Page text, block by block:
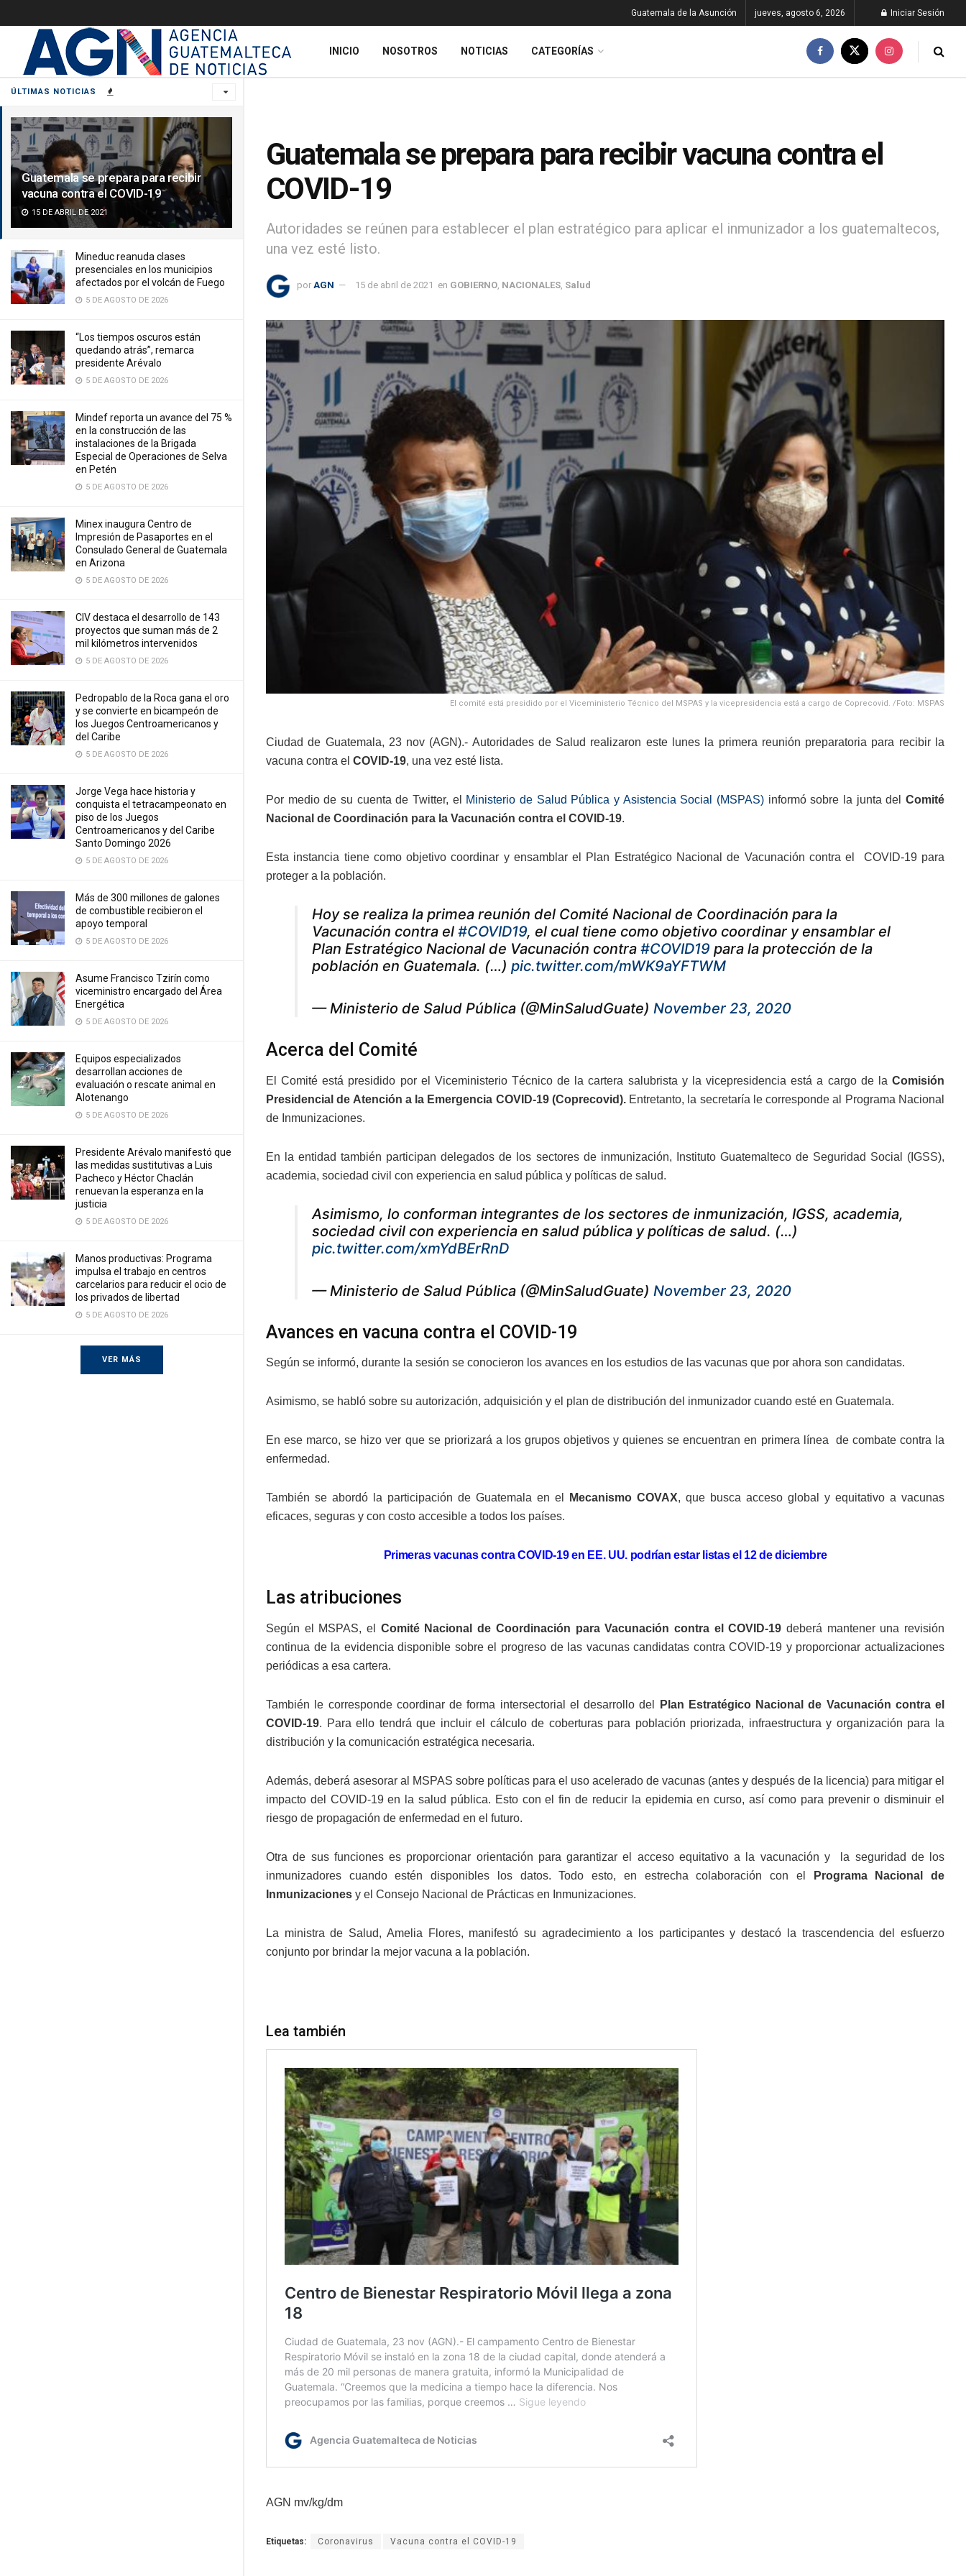
ÚLTIMAS NOTICIAS
Guatemala se prepara para recibir
vacuna contra el COVID-19
15 DE ABRIL DE 2021
Mineduc reanuda clases
presenciales en los municipios
afectados por el volcán de Fuego
5 DE AGOSTO DE 2026
“Los tiempos oscuros están
quedando atrás”, remarca
presidente Arévalo
5 DE AGOSTO DE 2026
Mindef reporta un avance del 75 %
en la construcción de las
instalaciones de la Brigada
Especial de Operaciones de Selva
en Petén
5 DE AGOSTO DE 2026
Minex inaugura Centro de
Impresión de Pasaportes en el
Consulado General de Guatemala
en Arizona
5 DE AGOSTO DE 2026
CIV destaca el desarrollo de 143
proyectos que suman más de 2
mil kilómetros intervenidos
5 DE AGOSTO DE 2026
Pedropablo de la Roca gana el oro
y se convierte en bicampeón de
los Juegos Centroamericanos y
del Caribe
5 DE AGOSTO DE 2026
Jorge Vega hace historia y
conquista el tetracampeonato en
piso de los Juegos
Centroamericanos y del Caribe
Santo Domingo 2026
5 DE AGOSTO DE 2026
Más de 300 millones de galones
de combustible recibieron el
apoyo temporal
5 DE AGOSTO DE 2026
Asume Francisco Tzirín como
viceministro encargado del Área
Energética
5 DE AGOSTO DE 2026
Equipos especializados
desarrollan acciones de
evaluación o rescate animal en
Alotenango
5 DE AGOSTO DE 2026
Presidente Arévalo manifestó que
las medidas sustitutivas a Luis
Pacheco y Héctor Chaclán
renuevan la esperanza en la
justicia
5 DE AGOSTO DE 2026
Manos productivas: Programa
impulsa el trabajo en centros
carcelarios para reducir el ocio de
los privados de libertad
5 DE AGOSTO DE 2026
VER MÁS
Guatemala de la Asunción jueves, agosto 6, 2026 Iniciar Sesión
INICIO NOSOTROS NOTICIAS CATEGORÍAS
Guatemala se prepara para recibir vacuna contra el
COVID-19
Autoridades se reúnen para establecer el plan estratégico para aplicar el inmunizador a los guatemaltecos,
una vez esté listo.
por AGN 15 de abril de 2021 en GOBIERNO NACIONALES Salud
El comité está presidido por el Viceministerio Técnico del MSPAS y la vicepresidencia está a cargo de Coprecovid. /Foto: MSPAS
Ciudad de Guatemala, 23 nov (AGN).- Autoridades de Salud realizaron este lunes la primera reunión preparatoria para recibir la
vacuna contra el COVID-19, una vez esté lista.
Por medio de su cuenta de Twitter, el Ministerio de Salud Pública y Asistencia Social (MSPAS) informó sobre la junta delComité
Nacional de Coordinación para la Vacunación contra el COVID-19.
Esta instancia tiene como objetivo coordinar y ensamblar el Plan Estratégico Nacional de Vacunación contra el COVID-19 para
proteger a la población.
Hoy se realiza la primea reunión del Comité Nacional de Coordinación para la
Vacunación contra el #COVID19, el cual tiene como objetivo coordinar y ensamblar el
Plan Estratégico Nacional de Vacunación contra #COVID19 para la protección de la
población en Guatemala. (…) pic.twitter.com/mWK9aYFTWM
— Ministerio de Salud Pública (@MinSaludGuate) November 23, 2020
Acerca del Comité
El Comité está presidido por el Viceministerio Técnico de la cartera salubrista y la vicepresidencia está a cargo de la Comisión
Presidencial de Atención a la Emergencia COVID-19 (Coprecovid).Entretanto, la secretaría le corresponde al Programa Nacional
de Inmunizaciones.
En la entidad también participan delegados de los sectores de inmunización, Instituto Guatemalteco de Seguridad Social (IGSS),
academia, sociedad civil con experiencia en salud pública y políticas de salud.
Asimismo, lo conforman integrantes de los sectores de inmunización, IGSS, academia,
sociedad civil con experiencia en salud pública y políticas de salud. (…)
pic.twitter.com/xmYdBErRnD
— Ministerio de Salud Pública (@MinSaludGuate) November 23, 2020
Avances en vacuna contra el COVID-19
Según se informó, durante la sesión se conocieron los avances en los estudios de las vacunas que por ahora son candidatas.
Asimismo, se habló sobre su autorización, adquisición y el plan de distribución del inmunizador cuando esté en Guatemala.
En ese marco, se hizo ver que se priorizará a los grupos objetivos y quienes se encuentran en primera línea de combate contra la
enfermedad.
También se abordó la participación de Guatemala en el Mecanismo COVAX, que busca acceso global y equitativo a vacunas
eficaces, seguras y con costo accesible a todos los países.
Primeras vacunas contra COVID-19 en EE. UU. podrían estar listas el 12 de diciembre
Las atribuciones
Según el MSPAS, el Comité Nacional de Coordinación para Vacunación contra el COVID-19 deberá mantener una revisión
continua de la evidencia disponible sobre el progreso de las vacunas candidatas contra COVID-19 y proporcionar actualizaciones
periódicas a esa cartera.
También le corresponde coordinar de forma intersectorial el desarrollo del
Plan Estratégico Nacional de Vacunación contra el
COVID-19. Para ello tendrá que incluir el cálculo de coberturas para población priorizada, infraestructura y organización para la
distribución y la comunicación estratégica necesaria.
Además, deberá asesorar al MSPAS sobre políticas para el uso acelerado de vacunas (antes y después de la licencia) para mitigar el
impacto del COVID-19 en la salud pública. Esto con el fin de reducir la epidemia en curso, así como para prevenir o disminuir el
riesgo de propagación de enfermedad en el futuro.
Otra de sus funciones es proporcionar orientación para garantizar el acceso equitativo a la vacunación y la seguridad de los
inmunizadores cuando estén disponibles los datos. Todo esto, en estrecha colaboración con el
Programa Nacional de
Inmunizaciones y el Consejo Nacional de Prácticas en Inmunizaciones.
La ministra de Salud, Amelia Flores, manifestó su agradecimiento a los participantes y destacó la trascendencia del esfuerzo
conjunto por brindar la mejor vacuna a la población.
Lea también
AGN mv/kg/dm
Etiquetas: Coronavirus Vacuna contra el COVID-19